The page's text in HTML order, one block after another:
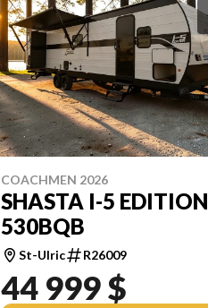
COACHMEN 2026
SHASTA I-5 EDITION
530BQB
St-Ulric R26009
44 999 $